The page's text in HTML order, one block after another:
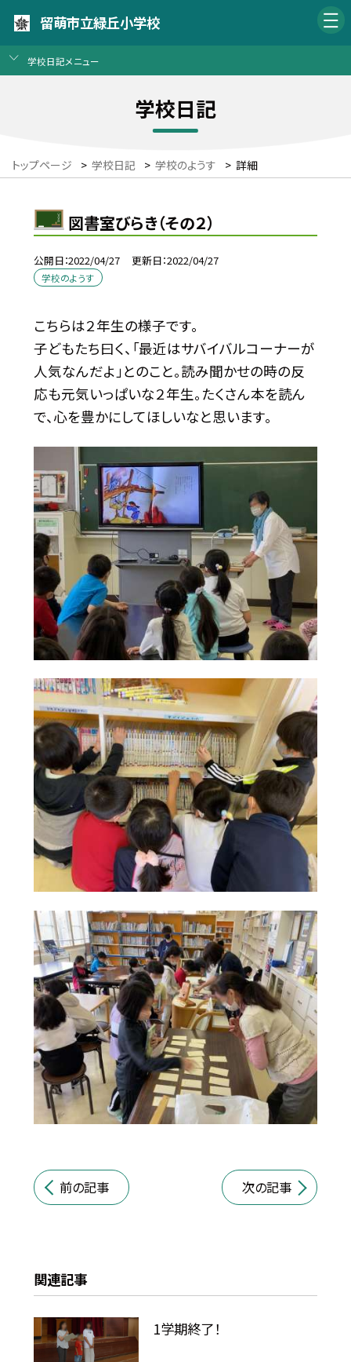
留萌市立緑丘小学校
学校日記メニュー
学校日記
トップページ > 学校日記 > 学校のようす > 詳細
図書室びらき（その２）
公開日 2022/04/27 更新日 2022/04/27
学校のようす
こちらは２年生の様子です。
子どもたち曰く、「最近はサバイバルコーナーが
人気なんだよ」とのこと。読み聞かせの時の反
応も元気いっぱいな２年生。たくさん本を読ん
で、心を豊かにしてほしいなと思います。
前の記事 次の記事
関連記事
1学期終了！